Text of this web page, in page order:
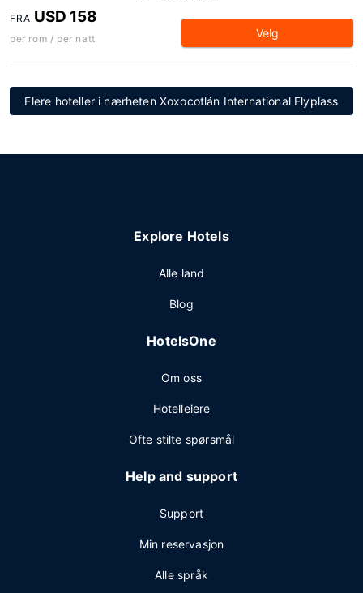
FRA USD 158
per rom / per natt Velg
Flere hoteller i nærheten Xoxocotlán International Flyplass
Explore Hotels
Alle land
Blog
HotelsOne
Om oss
Hotelleiere
Ofte stilte spørsmål
Help and support
Support
Min reservasjon
Alle språk